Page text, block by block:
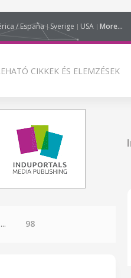
/ España Sverige USA More...
CIKKEK ÉS ELEMZÉSEK
... 98